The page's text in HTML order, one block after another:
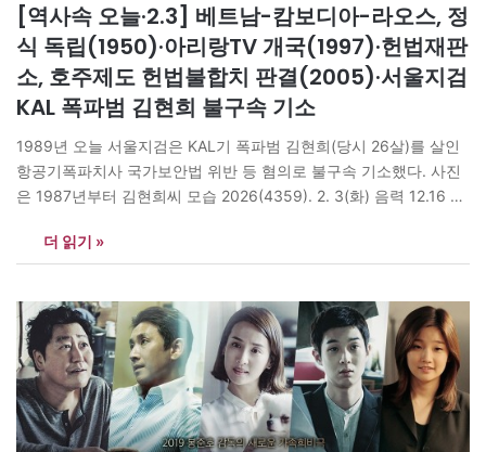
[역사속 오늘·2.3] 베트남-캄보디아-라오스, 정
식 독립(1950)·아리랑TV 개국(1997)·헌법재판
소, 호주제도 헌법불합치 판결(2005)·서울지검
KAL 폭파범 김현희 불구속 기소
1989년 오늘 서울지검은 KAL기 폭파범 김현희(당시 26살)를 살인
항공기폭파치사 국가보안법 위반 등 혐의로 불구속 기소했다. 사진
은 1987년부터 김현희씨 모습 2026(4359). 2. 3(화) 음력 12.16 무
월 위로 바람이 분다/ 바람은 지나가면서/ 적막한 노래를 부른다 …
노래 위에 눈이 내린다/ 내린 눈은, 기쁨과 슬픔/…
더 읽기 »